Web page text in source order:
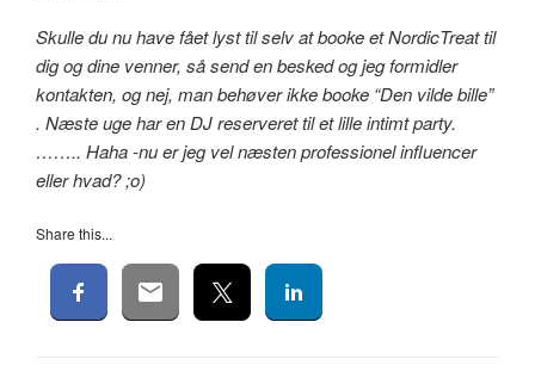
Skulle du nu have fået lyst til selv at booke et NordicTreat til
dig og dine venner, så send en besked og jeg formidler
kontakten, og nej, man behøver ikke booke “Den vilde bille”
. Næste uge har en DJ reserveret til et lille intimt party.
…….. Haha -nu er jeg vel næsten professionel influencer
eller hvad? ;o)
Share this...